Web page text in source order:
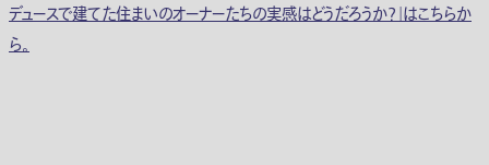
デュースで建てた住まいのオーナーたちの実感はどうだろうか？」はこちらか
ら。